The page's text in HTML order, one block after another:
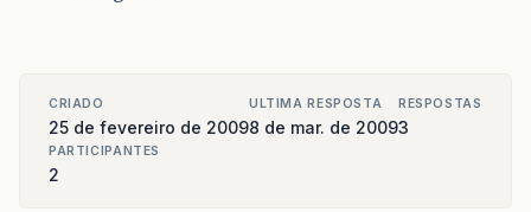
CRIADO
25 de fevereiro de 2009
ULTIMA RESPOSTA
8 de mar. de 2009
RESPOSTAS
3
PARTICIPANTES
2